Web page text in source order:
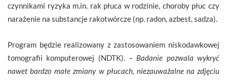
czynnikami ryzyka m.in. rak płuca w rodzinie, choroby płuc czy
narażenie na substancje rakotwórcze (np. radon, azbest, sadza).
Program będzie realizowany z zastosowaniem niskodawkowej
tomografii komputerowej (NDTK). – Badanie pozwala wykryć
nawet bardzo małe zmiany w płucach, niezauważalne na zdjęciu